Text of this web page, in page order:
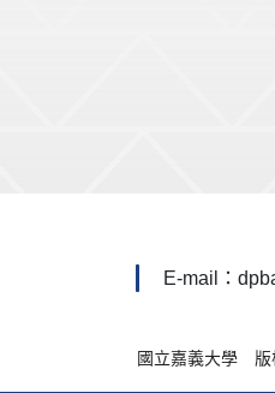
E-mail：
國立嘉義大學